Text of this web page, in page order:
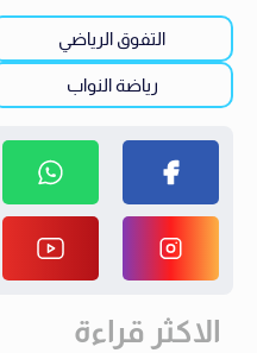
التفوق الرياضي
رياضة النواب
الاكثر قراءة